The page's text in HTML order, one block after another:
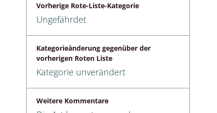
Vorherige Rote-Liste-Kategorie
Ungefährdet
Kategorieänderung gegenüber der
vorherigen Roten Liste
Kategorie unverändert
Weitere Kommentare